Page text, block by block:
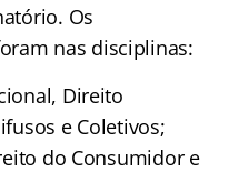
Os
nas disciplinas:
Direito
e Coletivos;
do Consumidor e